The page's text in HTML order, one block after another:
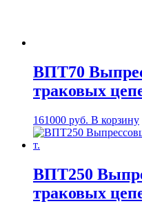
ВПТ70
траковых
161000 руб. В корзину
ВПТ250
траковых